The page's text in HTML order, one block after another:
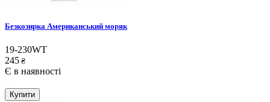
Безкозирка Американський моряк
19-230WT
245 ₴
Є в наявності
Купити